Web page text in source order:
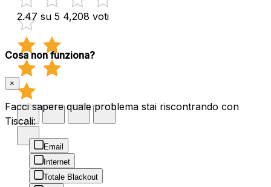
2.47 su 5 4,208 voti
Cosa non funziona?
×
Facci sapere quale problema stai riscontrando con
Tiscali:
Email
Internet
Totale Blackout